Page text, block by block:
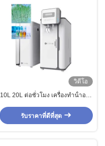
วิดีโอ
10L 20L ต่อชั่วโมง เครื่องทําน้ําออส
รับราคาที่ดีที่สุด